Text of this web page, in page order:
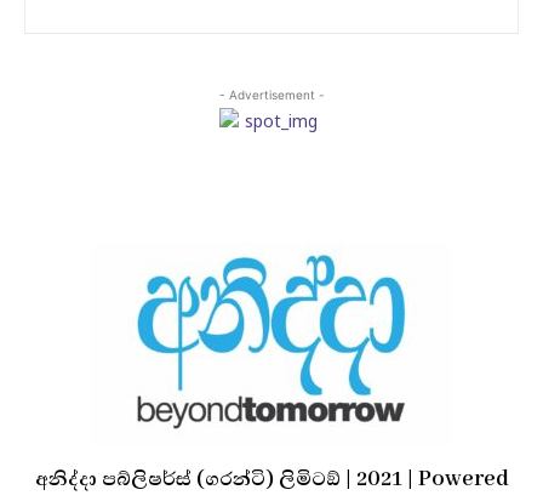
- Advertisement -
අනිද්දා පබ්ලිෂර්ස් (ගරන්ටි) ලිමිටඞ් | 2021 | Powered